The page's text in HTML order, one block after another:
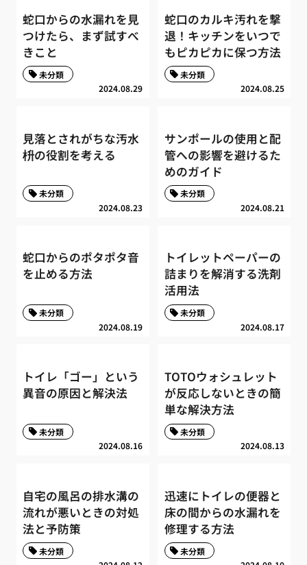
蛇口からの水漏れを見
つけたら、まず試すべ
きこと
2024.08.29
未分類
蛇口のカルキ汚れを撃
退！キッチンをいつで
もピカピカに保つ方法
2024.08.25
未分類
見落とされがちな汚水
枡の役割を考える
2024.08.23
未分類
サンポールの使用と配
管への影響を避けるた
めのガイド
2024.08.21
未分類
蛇口からのポタポタ音
を止める方法
2024.08.19
未分類
トイレットペーパーの
詰まりを解消する洗剤
活用法
2024.08.17
未分類
トイレ「ゴー」という
異音の原因と解決法
2024.08.16
未分類
TOTOウォシュレット
が反応しないときの簡
単な解決方法
2024.08.13
未分類
自宅の風呂の排水溝の
流れが悪いときの対処
法と予防策
未分類
迅速にトイレの便器と
床の間からの水漏れを
修理する方法
未分類